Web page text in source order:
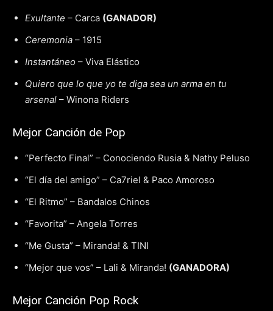
Exultante – Carca (GANADOR)
Ceremonia – 1915
Instantáneo – Viva Elástico
Quiero que lo que yo te diga sea un arma en tu
arsenal – Winona Riders
Mejor Canción de Pop
“Perfecto Final” – Conociendo Rusia & Nathy Peluso
“El día del amigo” – Ca7riel & Paco Amoroso
“El Ritmo” – Bandalos Chinos
“Favorita” – Angela Torres
“Me Gusta” – Miranda! & TINI
“Mejor que vos” – Lali & Miranda! (GANADORA)
Mejor Canción Pop Rock